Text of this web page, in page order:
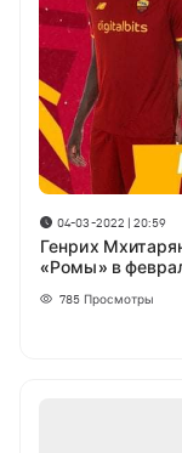
04-03-2022 | 20:59
Генрих
«Ромы» в
785 Просмотры